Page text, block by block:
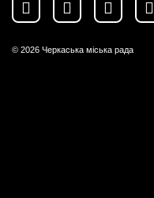
© 2026 Черкаська міська рада